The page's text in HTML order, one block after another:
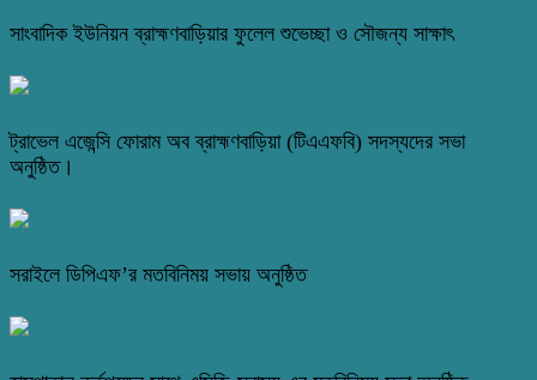
সাংবাদিক ইউনিয়ন ব্রাহ্মণবাড়িয়ার ফুলেল শুভেচ্ছা ও সৌজন্য সাক্ষাৎ
ট্রাভেল এজেন্সি ফোরাম অব ব্রাহ্মণবাড়িয়া (টিএএফবি) সদস্যদের সভা
অনুষ্ঠিত।
সরাইলে ডিপিএফ’র মতবিনিময় সভায় অনুষ্ঠিত